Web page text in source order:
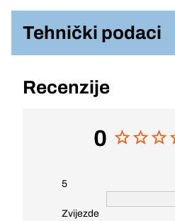
Tehnički podaci
Recenzije
0
5
Zvijezde